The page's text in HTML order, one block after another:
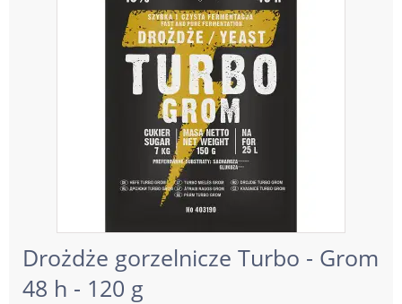
Drożdże gorzelnicze Turbo - Grom
48 h - 120 g